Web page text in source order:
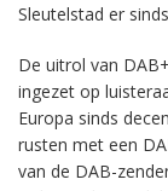
Sleutelstad er
De uitrol van
ingezet op
Europa sinds
rusten met een
van de DAB-